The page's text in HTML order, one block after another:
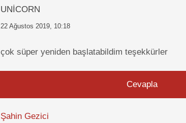
UNİCORN
22 Ağustos 2019, 10:18
çok süper yeniden başlatabildim teşekkürler
Cevapla
Şahin Gezici